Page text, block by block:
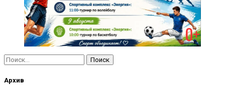
Найти:
Архив